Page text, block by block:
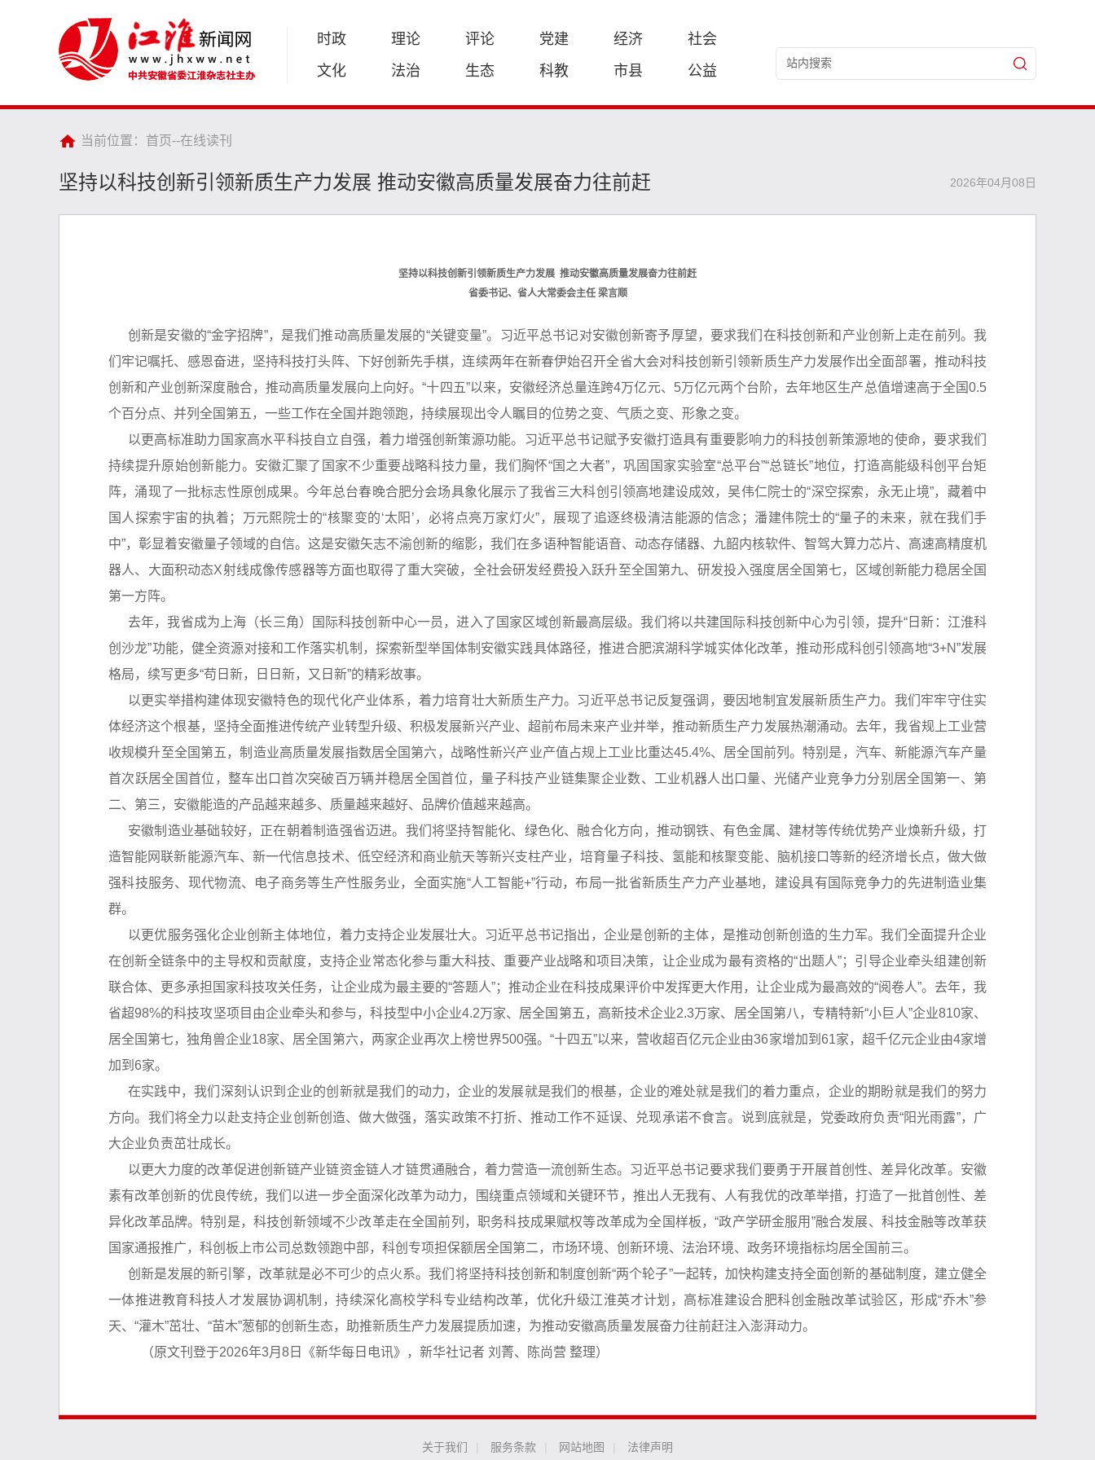
时政 理论 评论 党建 经济
社会
文化
法治 生态 科教 市县 公益
当前位置： 首页--在线读刊
坚持以科技创新引领新质生产力发展 推动安徽高质量发展奋力往前赶 2026年04月08日
坚持以科技创新引领新质生产力发展 推动安徽高质量发展奋力往前赶
省委书记、省人大常委会主任 梁言顺
创新是安徽的“金字招牌”，是我们推动高质量发展的“关键变量”。习近平总书记对安徽创新寄予厚望，要求我们在科技创新和产业创新上走在前列。我
们牢记嘱托、感恩奋进，坚持科技打头阵、下好创新先手棋，连续两年在新春伊始召开全省大会对科技创新引领新质生产力发展作出全面部署，推动科技
创新和产业创新深度融合，推动高质量发展向上向好。“十四五”以来，安徽经济总量连跨4万亿元、5万亿元两个台阶，去年地区生产总值增速高于全国0.5
个百分点、并列全国第五，一些工作在全国并跑领跑，持续展现出令人瞩目的位势之变、气质之变、形象之变。
以更高标准助力国家高水平科技自立自强，着力增强创新策源功能。习近平总书记赋予安徽打造具有重要影响力的科技创新策源地的使命，要求我们
持续提升原始创新能力。安徽汇聚了国家不少重要战略科技力量，我们胸怀“国之大者”，巩固国家实验室“总平台”“总链长”地位，打造高能级科创平台矩
阵，涌现了一批标志性原创成果。今年总台春晚合肥分会场具象化展示了我省三大科创引领高地建设成效，吴伟仁院士的“深空探索，永无止境”，藏着中
国人探索宇宙的执着；万元熙院士的“核聚变的‘太阳’，必将点亮万家灯火”，展现了追逐终极清洁能源的信念；潘建伟院士的“量子的未来，就在我们手
中”，彰显着安徽量子领域的自信。这是安徽矢志不渝创新的缩影，我们在多语种智能语音、动态存储器、九韶内核软件、智驾大算力芯片、高速高精度机
器人、大面积动态X射线成像传感器等方面也取得了重大突破，全社会研发经费投入跃升至全国第九、研发投入强度居全国第七，区域创新能力稳居全国
第一方阵。
去年，我省成为上海（长三角）国际科技创新中心一员，进入了国家区域创新最高层级。我们将以共建国际科技创新中心为引领，提升“日新：江淮科
创沙龙”功能，健全资源对接和工作落实机制，探索新型举国体制安徽实践具体路径，推进合肥滨湖科学城实体化改革，推动形成科创引领高地“3+N”发展
格局，续写更多“苟日新，日日新，又日新”的精彩故事。
以更实举措构建体现安徽特色的现代化产业体系，着力培育壮大新质生产力。习近平总书记反复强调，要因地制宜发展新质生产力。我们牢牢守住实
体经济这个根基，坚持全面推进传统产业转型升级、积极发展新兴产业、超前布局未来产业并举，推动新质生产力发展热潮涌动。去年，我省规上工业营
收规模升至全国第五，制造业高质量发展指数居全国第六，战略性新兴产业产值占规上工业比重达45.4%、居全国前列。特别是，汽车、新能源汽车产量
首次跃居全国首位，整车出口首次突破百万辆并稳居全国首位，量子科技产业链集聚企业数、工业机器人出口量、光储产业竞争力分别居全国第一、第
二、第三，安徽能造的产品越来越多、质量越来越好、品牌价值越来越高。
安徽制造业基础较好，正在朝着制造强省迈进。我们将坚持智能化、绿色化、融合化方向，推动钢铁、有色金属、建材等传统优势产业焕新升级，打
造智能网联新能源汽车、新一代信息技术、低空经济和商业航天等新兴支柱产业，培育量子科技、氢能和核聚变能、脑机接口等新的经济增长点，做大做
强科技服务、现代物流、电子商务等生产性服务业，全面实施“人工智能+”行动，布局一批省新质生产力产业基地，建设具有国际竞争力的先进制造业集
群。
以更优服务强化企业创新主体地位，着力支持企业发展壮大。习近平总书记指出，企业是创新的主体，是推动创新创造的生力军。我们全面提升企业
在创新全链条中的主导权和贡献度，支持企业常态化参与重大科技、重要产业战略和项目决策，让企业成为最有资格的“出题人”；引导企业牵头组建创新
联合体、更多承担国家科技攻关任务，让企业成为最主要的“答题人”；推动企业在科技成果评价中发挥更大作用，让企业成为最高效的“阅卷人”。去年，我
省超98%的科技攻坚项目由企业牵头和参与，科技型中小企业4.2万家、居全国第五，高新技术企业2.3万家、居全国第八，专精特新“小巨人”企业810家、
居全国第七，独角兽企业18家、居全国第六，两家企业再次上榜世界500强。“十四五”以来，营收超百亿元企业由36家增加到61家，超千亿元企业由4家增
加到6家。
在实践中，我们深刻认识到企业的创新就是我们的动力，企业的发展就是我们的根基，企业的难处就是我们的着力重点，企业的期盼就是我们的努力
方向。我们将全力以赴支持企业创新创造、做大做强，落实政策不打折、推动工作不延误、兑现承诺不食言。说到底就是，党委政府负责“阳光雨露”，广
大企业负责茁壮成长。
以更大力度的改革促进创新链产业链资金链人才链贯通融合，着力营造一流创新生态。习近平总书记要求我们要勇于开展首创性、差异化改革。安徽
素有改革创新的优良传统，我们以进一步全面深化改革为动力，围绕重点领域和关键环节，推出人无我有、人有我优的改革举措，打造了一批首创性、差
异化改革品牌。特别是，科技创新领域不少改革走在全国前列，职务科技成果赋权等改革成为全国样板，“政产学研金服用”融合发展、科技金融等改革获
国家通报推广，科创板上市公司总数领跑中部，科创专项担保额居全国第二，市场环境、创新环境、法治环境、政务环境指标均居全国前三。
创新是发展的新引擎，改革就是必不可少的点火系。我们将坚持科技创新和制度创新“两个轮子”一起转，加快构建支持全面创新的基础制度，建立健全
一体推进教育科技人才发展协调机制，持续深化高校学科专业结构改革，优化升级江淮英才计划，高标准建设合肥科创金融改革试验区，形成“乔木”参
天、“灌木”茁壮、“苗木”葱郁的创新生态，助推新质生产力发展提质加速，为推动安徽高质量发展奋力往前赶注入澎湃动力。
（原文刊登于2026年3月8日《新华每日电讯》，新华社记者 刘菁、陈尚营 整理）
关于我们 服务条款 网站地图 法律声明